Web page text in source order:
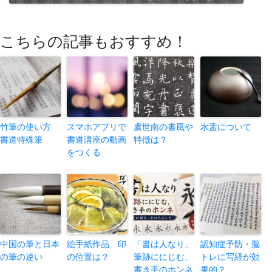
こちらの記事もおすすめ！
竹筆の使い方
書道特殊筆
スマホアプリで
書道講座の動画
をつくる
虞世南の書風や
特徴は？
水盂について
中国の筆と日本
の筆の違い
絵手紙作品 印
の位置は？
「書は人なり」
筆跡ににじむ、
書き手のホンネ
認知症予防・脳
トレに写経が効
果的？